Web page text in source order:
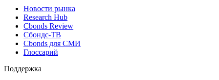
Новости рынка
Research Hub
Cbonds Review
Сбондс-ТВ
Cbonds для СМИ
Глоссарий
Поддержка